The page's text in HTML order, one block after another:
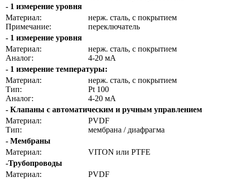
- 1 измерение уровня
Материал:
Примечание:
нерж. сталь, с покрытием
переключатель
- 1 измерение уровня
Материал:
Аналог:
нерж. сталь, с покрытием
4-20 мА
- 1 измерение температуры:
Материал:
Тип:
Аналог:
нерж. сталь, с покрытием
Pt 100
4-20 мА
- Клапаны с автоматическим и ручным управлением
Материал:
Тип:
PVDF
мембрана / диафрагма
- Мембраны
Материал:
VITON или PTFE
-Трубопроводы
Материал:
PVDF